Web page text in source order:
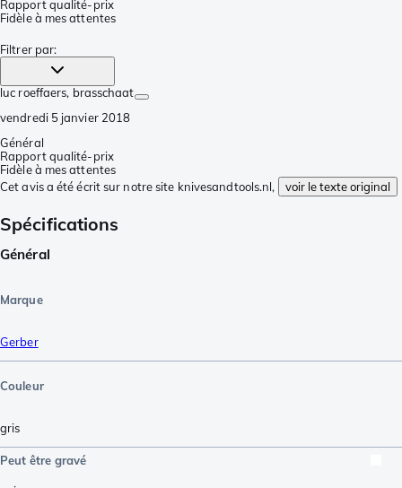
Rapport qualité-prix
Fidèle à mes attentes
Filtrer par:
luc roeffaers, brasschaat
vendredi 5 janvier 2018
Général
Rapport qualité-prix
Fidèle à mes attentes
Cet avis a été écrit sur notre site knivesandtools.nl,
voir le texte original
Spécifications
Général
Marque
Gerber
Couleur
gris
Peut être gravé